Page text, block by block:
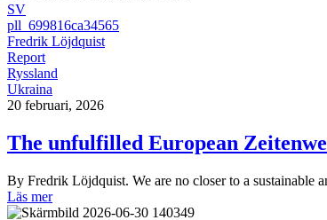
SV
pll_699816ca34565
Fredrik Löjdquist
Report
Ryssland
Ukraina
20 februari, 2026
The unfulfilled European
By Fredrik Löjdquist. We are no closer to a sustainable
Läs mer